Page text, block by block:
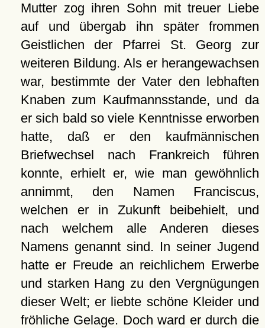
Mutter zog ihren Sohn mit treuer Liebe
auf und übergab ihn später frommen
Geistlichen der Pfarrei St. Georg zur
weiteren Bildung. Als er herangewachsen
war, bestimmte der Vater den lebhaften
Knaben zum Kaufmannsstande, und da
er sich bald so viele Kenntnisse erworben
hatte, daß er den kaufmännischen
Briefwechsel nach Frankreich führen
konnte, erhielt er, wie man gewöhnlich
annimmt, den Namen Franciscus,
welchen er in Zukunft beibehielt, und
nach welchem alle Anderen dieses
Namens genannt sind. In seiner Jugend
hatte er Freude an reichlichem Erwerbe
und starken Hang zu den Vergnügungen
dieser Welt; er liebte schöne Kleider und
fröhliche Gelage. Doch ward er durch die